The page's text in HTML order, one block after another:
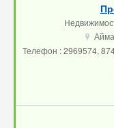
u
Телефон : 2969574,